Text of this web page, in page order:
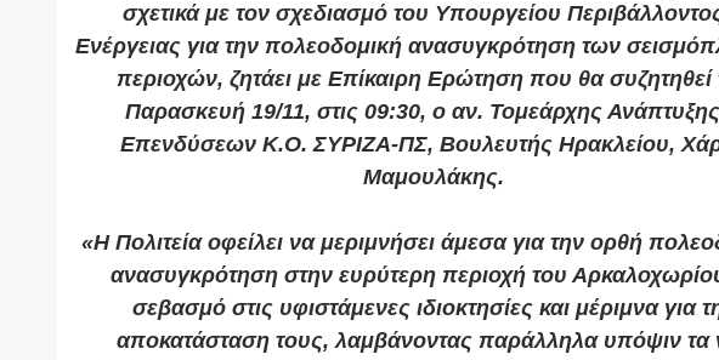
σχετικά με τον σχεδιασμό του Υπουργείου
Ενέργειας για την πολεοδομική ανασυγκρότηση των
περιοχών, ζητάει με Επίκαιρη Ερώτηση που θα συζητηθεί
Παρασκευή 19/11, στις 09:30, ο αν. Τομεάρχης
Επενδύσεων Κ.Ο. ΣΥΡΙΖΑ-ΠΣ, Βουλευτής Ηρακλείου,
Μαμουλάκης.
«Η Πολιτεία οφείλει να μεριμνήσει άμεσα για την ορθή
ανασυγκρότηση στην ευρύτερη περιοχή του
σεβασμό στις υφιστάμενες ιδιοκτησίες και μέριμνα για
αποκατάσταση τους, λαμβάνοντας παράλληλα υπόψιν τα